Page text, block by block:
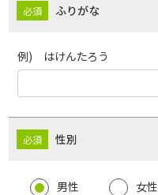
ふりがな
例) はけんたろう
性別
男性 女性